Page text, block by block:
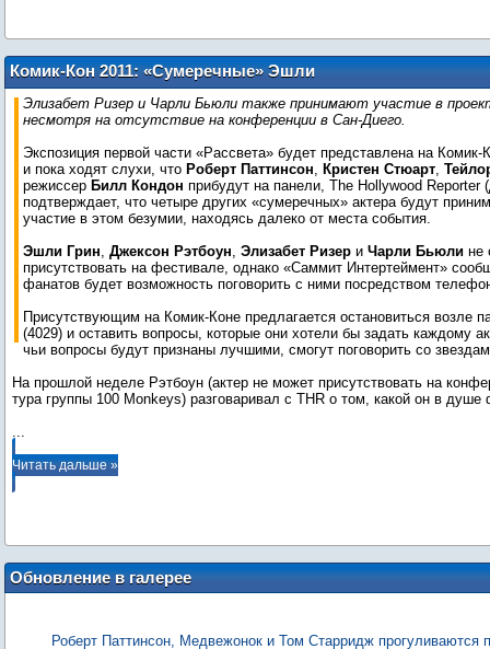
Комик-Кон 2011: «Сумеречные» Эшли
Грин и Джексон Рэтбоун ответят на
телефонные вопросы фанатов
Элизабет Ризер и Чарли Бьюли также принимают участие в
несмотря на отсутствие на конференции в Сан-Диего.
Экспозиция первой части «Рассвета» будет представлена на Комик-
и пока ходят слухи, что Роберт Паттинсон, Кристен Стюарт,
режиссер Билл Кондон прибудут на панели, The Hollywood Reporter
подтверждает, что четыре других «сумеречных» актера будут
участие в этом безумии, находясь далеко от места события.
Эшли Грин, Джексон Рэтбоун, Элизабет Ризер и Чарли Бьюли не
присутствовать на фестивале, однако «Саммит Интертеймент»
фанатов будет возможность поговорить с ними посредством
Присутствующим на Комик-Коне предлагается остановиться возле
(4029) и оставить вопросы, которые они хотели бы задать каждому
чьи вопросы будут признаны лучшими, смогут поговорить со
На прошлой неделе Рэтбоун (актер не может присутствовать на
...
Читать дальше »
Обновление в галерее
Роберт Паттинсон, Медвежонок и Том Старридж прогуливаются